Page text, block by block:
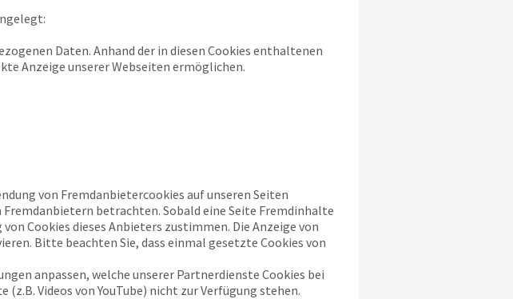
Daten. Anhand der in diesen Cookies enthaltenen
Anzeige unserer Webseiten ermöglichen.
von Fremdanbietercookies auf unseren Seiten
betrachten. Sobald eine Seite Fremdinhalte
Cookies dieses Anbieters zustimmen. Die Anzeige von
Bitte beachten Sie, dass einmal gesetzte Cookies von
anpassen, welche unserer Partnerdienste Cookies bei
Videos von YouTube) nicht zur Verfügung stehen.